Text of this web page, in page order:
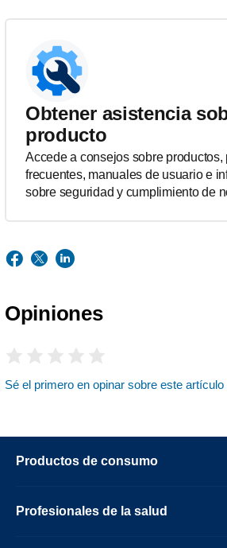
Obtener asistencia
producto
Accede a consejos sobre productos,
frecuentes, manuales de usuario e
sobre seguridad y cumplimiento de
Opiniones
Sé el primero en opinar sobre este artículo
Productos de consumo
Profesionales de la salud